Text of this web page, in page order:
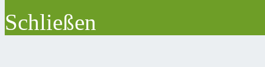
Schließen